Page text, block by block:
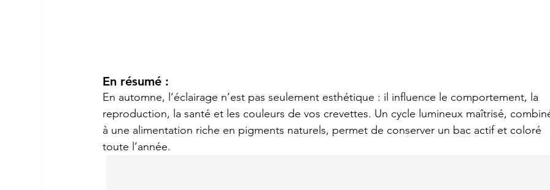
En résumé :
En automne, l’éclairage n’est pas seulement esthétique : il influence le comportement, la
reproduction, la santé et les couleurs de vos crevettes. Un cycle lumineux maîtrisé,
à une alimentation riche en pigments naturels, permet de conserver un bac actif et coloré
toute l’année.